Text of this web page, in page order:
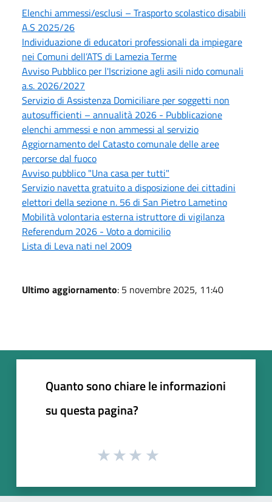
Elenchi ammessi/esclusi – Trasporto scolastico disabili
A.S 2025/26
Individuazione di educatori professionali da impiegare
nei Comuni dell’ATS di Lamezia Terme
Avviso Pubblico per l'Iscrizione agli asili nido comunali
a.s. 2026/2027
Servizio di Assistenza Domiciliare per soggetti non
autosufficienti – annualità 2026 - Pubblicazione
elenchi ammessi e non ammessi al servizio
Aggiornamento del Catasto comunale delle aree
percorse dal fuoco
Avviso pubblico "Una casa per tutti"
Servizio navetta gratuito a disposizione dei cittadini
elettori della sezione n. 56 di San Pietro Lametino
Mobilità volontaria esterna istruttore di vigilanza
Referendum 2026 - Voto a domicilio
Lista di Leva nati nel 2009
Ultimo aggiornamento: 5 novembre 2025, 11:40
Quanto sono chiare le informazioni
su questa pagina?